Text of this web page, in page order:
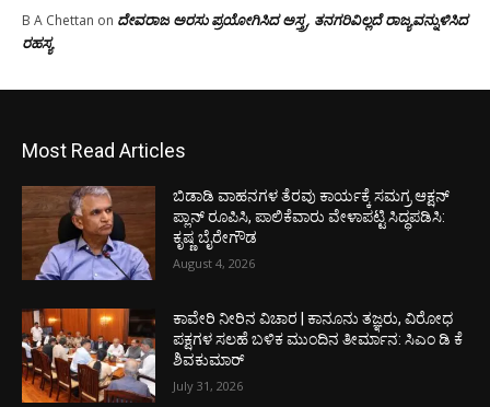
B A Chettan on ದೇವರಾಜ ಅರಸು ಪ್ರಯೋಗಿಸಿದ ಅಸ್ತ್ರ, ತನಗರಿವಿಲ್ಲದೆ ರಾಜ್ಯವನ್ನುಳಿಸಿದ
ರಹಸ್ಯ
Most Read Articles
ಬಿಡಾಡಿ ವಾಹನಗಳ ತೆರವು ಕಾರ್ಯಕ್ಕೆ ಸಮಗ್ರ ಆಕ್ಷನ್
ಪ್ಲಾನ್ ರೂಪಿಸಿ, ಪಾಲಿಕೆವಾರು ವೇಳಾಪಟ್ಟಿ ಸಿದ್ಧಪಡಿಸಿ:
ಕೃಷ್ಣ ಬೈರೇಗೌಡ
August 4, 2026
ಕಾವೇರಿ ನೀರಿನ ವಿಚಾರ | ಕಾನೂನು ತಜ್ಞರು, ವಿರೋಧ
ಪಕ್ಷಗಳ ಸಲಹೆ ಬಳಿಕ ಮುಂದಿನ ತೀರ್ಮಾನ: ಸಿಎಂ ಡಿ ಕೆ
ಶಿವಕುಮಾರ್
July 31, 2026